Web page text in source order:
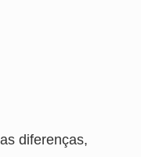
diferenças,